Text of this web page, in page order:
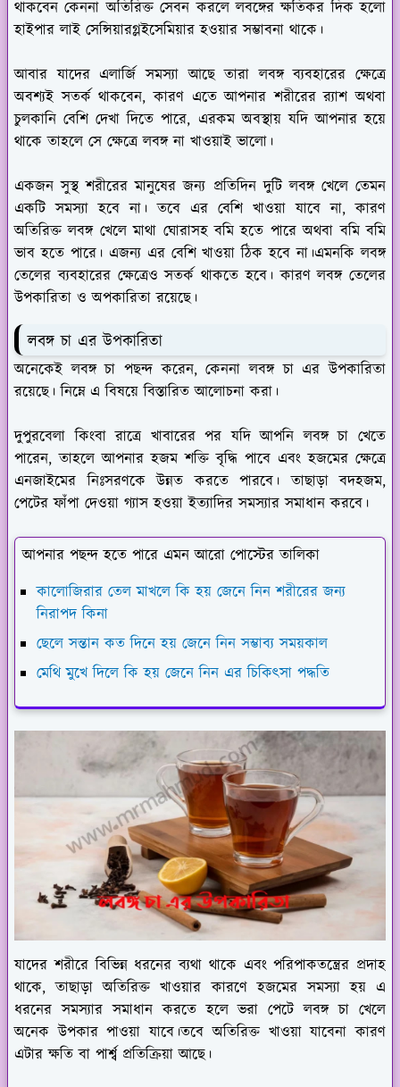
থাকবেন কেননা অতিরিক্ত সেবন করলে লবঙ্গের ক্ষতিকর দিক হলো
হাইপার লাই সেন্সিয়ারগ্লইসেমিয়ার হওয়ার সম্ভাবনা থাকে।
আবার যাদের এলার্জি সমস্যা আছে তারা লবঙ্গ ব্যবহারের ক্ষেত্রে
অবশ্যই সতর্ক থাকবেন, কারণ এতে আপনার শরীরের র‍্যাশ অথবা
চুলকানি বেশি দেখা দিতে পারে, এরকম অবস্থায় যদি আপনার হয়ে
থাকে তাহলে সে ক্ষেত্রে লবঙ্গ না খাওয়াই ভালো।
একজন সুস্থ শরীরের মানুষের জন্য প্রতিদিন দুটি লবঙ্গ খেলে তেমন
একটি সমস্যা হবে না। তবে এর বেশি খাওয়া যাবে না, কারণ
অতিরিক্ত লবঙ্গ খেলে মাথা ঘোরাসহ বমি হতে পারে অথবা বমি বমি
ভাব হতে পারে। এজন্য এর বেশি খাওয়া ঠিক হবে না।এমনকি লবঙ্গ
তেলের ব্যবহারের ক্ষেত্রেও সতর্ক থাকতে হবে। কারণ লবঙ্গ তেলের
উপকারিতা ও অপকারিতা রয়েছে।
লবঙ্গ চা এর উপকারিতা
অনেকেই লবঙ্গ চা পছন্দ করেন, কেননা লবঙ্গ চা এর উপকারিতা
রয়েছে। নিম্নে এ বিষয়ে বিস্তারিত আলোচনা করা।
দুপুরবেলা কিংবা রাত্রে খাবারের পর যদি আপনি লবঙ্গ চা খেতে
পারেন, তাহলে আপনার হজম শক্তি বৃদ্ধি পাবে এবং হজমের ক্ষেত্রে
এনজাইমের নিঃসরণকে উন্নত করতে পারবে। তাছাড়া বদহজম,
পেটের ফাঁপা দেওয়া গ্যাস হওয়া ইত্যাদির সমস্যার সমাধান করবে।
আপনার পছন্দ হতে পারে এমন আরো পোস্টের তালিকা
কালোজিরার তেল মাখলে কি হয় জেনে নিন শরীরের জন্য
নিরাপদ কিনা
ছেলে সন্তান কত দিনে হয় জেনে নিন সম্ভাব্য সময়কাল
মেথি মুখে দিলে কি হয় জেনে নিন এর চিকিৎসা পদ্ধতি
যাদের শরীরে বিভিন্ন ধরনের ব্যথা থাকে এবং পরিপাকতন্ত্রের প্রদাহ
থাকে, তাছাড়া অতিরিক্ত খাওয়ার কারণে হজমের সমস্যা হয় এ
ধরনের সমস্যার সমাধান করতে হলে ভরা পেটে লবঙ্গ চা খেলে
অনেক উপকার পাওয়া যাবে।তবে অতিরিক্ত খাওয়া যাবেনা কারণ
এটার ক্ষতি বা পার্শ্ব প্রতিক্রিয়া আছে।